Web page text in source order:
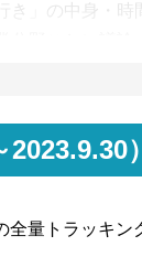
き」の中身・時
、第21回～第
果ガス排出量
乏しいカテゴ
全量トラッキン